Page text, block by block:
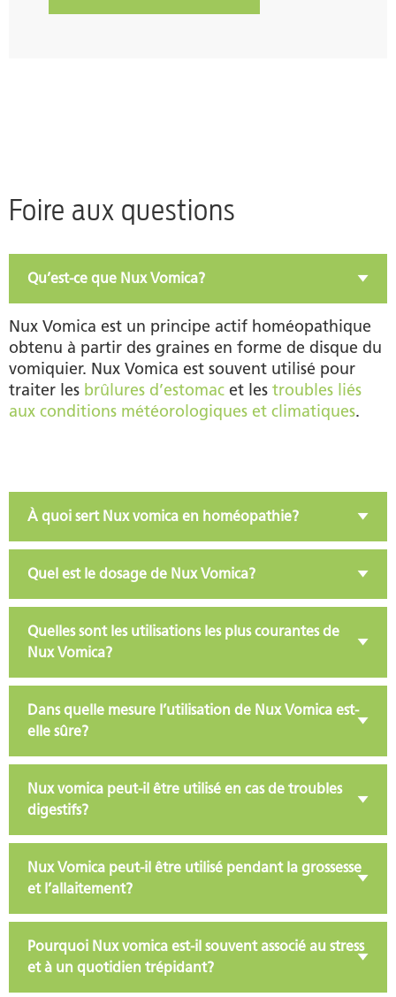
Foire aux questions
Qu’est-ce que Nux Vomica?
Nux Vomica est un principe actif homéopathique
obtenu à partir des graines en forme de disque du
vomiquier. Nux Vomica est souvent utilisé pour
traiter les brûlures d’estomac et les troubles liés
aux conditions météorologiques et climatiques.
À quoi sert Nux vomica en homéopathie?
Quel est le dosage de Nux Vomica?
Quelles sont les utilisations les plus courantes de
Nux Vomica?
Dans quelle mesure l’utilisation de Nux Vomica est-
elle sûre?
Nux vomica peut-il être utilisé en cas de troubles
digestifs?
Nux Vomica peut-il être utilisé pendant la grossesse
et l’allaitement?
Pourquoi Nux vomica est-il souvent associé au stress
et à un quotidien trépidant?